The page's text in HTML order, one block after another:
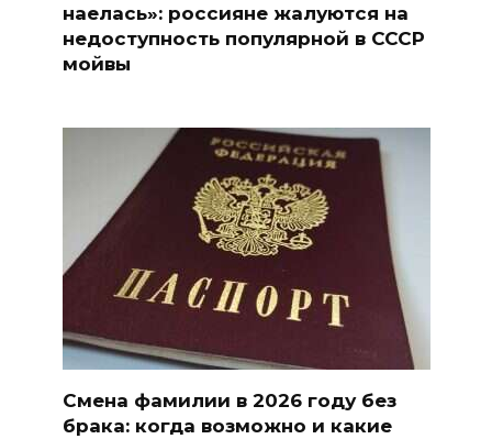
наелась»: россияне жалуются на
недоступность популярной в СССР
мойвы
Смена фамилии в 2026 году без
брака: когда возможно и какие